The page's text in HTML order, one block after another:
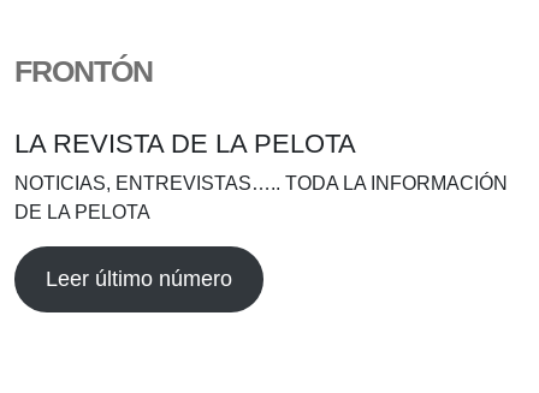
FRONTÓN
LA REVISTA DE LA PELOTA
NOTICIAS, ENTREVISTAS….. TODA LA INFORMACIÓN
DE LA PELOTA
Leer último número